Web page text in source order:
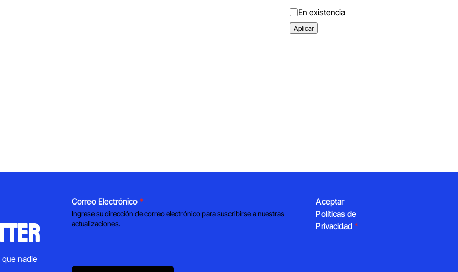
Estado
En existencia
Aplicar
nadie
Correo Electrónico *
Ingrese su dirección de correo electrónico para suscribirse a nuestras
actualizaciones.
Aceptar
Políticas de
Privacidad *